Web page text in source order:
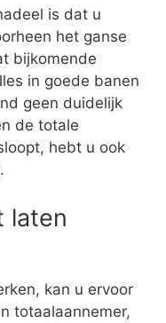
is dat u
het ganse
bijkomende
in goede banen
geen duidelijk
de totale
hebt u ook
laten
kan u ervoor
totaalaannemer,